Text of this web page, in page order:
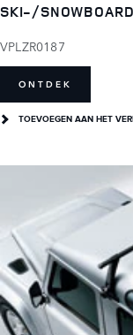
SKI-/
VPLZR0187
ONTDEK
TOEVOEGEN AAN HET